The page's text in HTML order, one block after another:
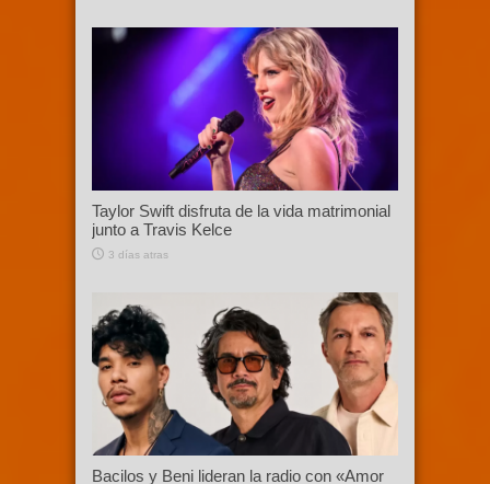
Taylor Swift disfruta de la vida matrimonial
junto a Travis Kelce
3 días atras
Bacilos y Beni lideran la radio con «Amor